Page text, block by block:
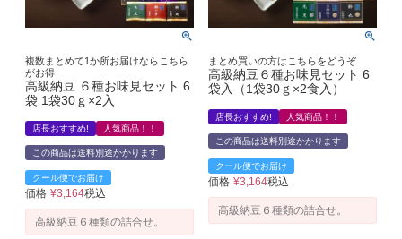
複数まとめて1か所お届けならこちら
がお得
高級納豆 ６種お味見セット 6
袋 1袋30ｇ×2入
店長おすすめ! 人気商品！！
この商品は送料別途かかります
クール便でお届け
価格 ¥3,164税込
高級納豆６種類の詰合せ。
まとめ買いの方はこちらをどうぞ
高級納豆６種お味見セット 6
袋入（1袋30ｇ×2食入）
店長おすすめ! 人気商品！！
この商品は送料別途かかります
クール便でお届け
価格 ¥3,164税込
高級納豆６種類の詰合せ。